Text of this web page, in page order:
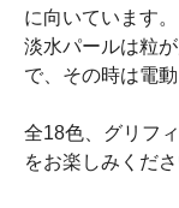
に向いています。
淡水パールは粒
で、その時は電
全18色、グリフ
をお楽しみくださ